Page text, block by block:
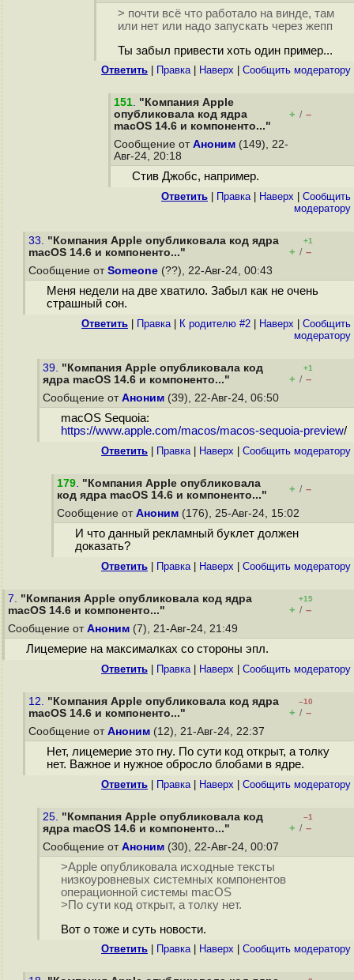
> почти всё что работало на винде, там
или нет или надо запускать через жепп
Ты забыл привести хоть один пример...
Ответить Правка| Наверх Cообщить модератору
151. "Компания Apple
опубликовала код ядра
macOS 14.6 и компоненто..."
+ / –
Сообщение от Аноним (149), 22-
Авг-24, 20:18
Стив Джобс, например.
Ответить Правка| Наверх
Cообщить
модератору
33. "Компания Apple опубликовала код ядра
macOS 14.6 и компоненто..."
+1
+ / –
Сообщение от Someone (??), 22-Авг-24, 00:43
Меня недели на две хватило. Забыл как не очень
страшный сон.
Ответить Правка| К родителю #2 Наверх
Cообщить
модератору
39. "Компания Apple опубликовала код
ядра macOS 14.6 и компоненто..."
+1
+ / –
Сообщение от Аноним (39), 22-Авг-24, 06:50
macOS Sequoia:
https://www.apple.com/macos/macos-sequoia-preview/
Ответить Правка| Наверх Cообщить модератору
179. "Компания Apple опубликовала
код ядра macOS 14.6 и компоненто..."
+ / –
Сообщение от Аноним (176), 25-Авг-24, 15:02
И что данный рекламный буклет должен
доказать?
Ответить Правка| Наверх Cообщить модератору
7. "Компания Apple опубликовала код ядра
macOS 14.6 и компоненто..."
+15
+ / –
Сообщение от Аноним (7), 21-Авг-24, 21:49
Лицемерие на максималках со стороны эпл.
Ответить Правка| Наверх Cообщить модератору
12. "Компания Apple опубликовала код ядра
macOS 14.6 и компоненто..."
–10
+ / –
Сообщение от Аноним (12), 21-Авг-24, 22:37
Нет, лицемерие это гну. По сути код открыт, а толку
нет. Важное и нужное обросло блобами в ядре.
Ответить Правка| Наверх Cообщить модератору
25. "Компания Apple опубликовала код
ядра macOS 14.6 и компоненто..."
–1
+ / –
Сообщение от Аноним (30), 22-Авг-24, 00:07
>Apple опубликовала исходные тексты
низкоуровневых системных компонентов
операционной системы macOS
>По сути код открыт, а толку нет.
Вот о тоже и суть новости.
Ответить Правка| Наверх Cообщить модератору